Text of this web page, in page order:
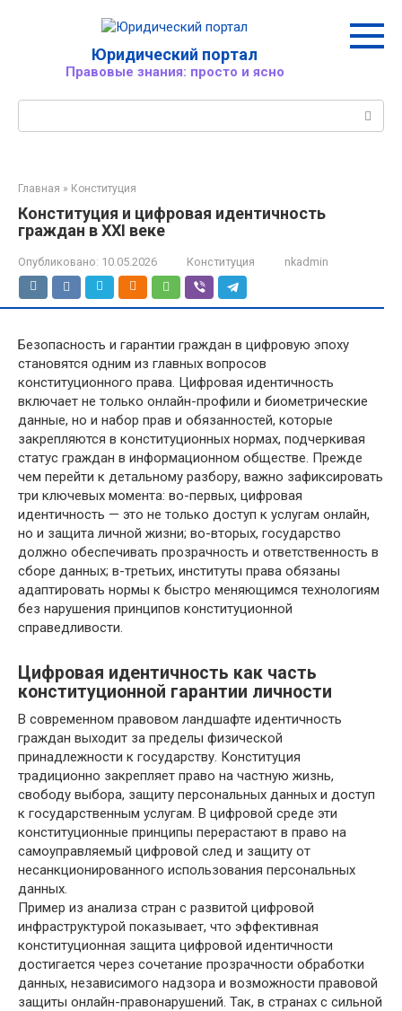
Юридический портал
Правовые знания: просто и ясно
Главная » Конституция
Конституция и цифровая идентичность
граждан в XXI веке
Опубликовано: 10.05.2026 Конституция nkadmin
Безопасность и гарантии граждан в цифровую эпоху
становятся одним из главных вопросов
конституционного права. Цифровая идентичность
включает не только онлайн-профили и биометрические
данные, но и набор прав и обязанностей, которые
закрепляются в конституционных нормах, подчеркивая
статус граждан в информационном обществе. Прежде
чем перейти к детальному разбору, важно зафиксировать
три ключевых момента: во-первых, цифровая
идентичность — это не только доступ к услугам онлайн,
но и защита личной жизни; во-вторых, государство
должно обеспечивать прозрачность и ответственность в
сборе данных; в-третьих, институты права обязаны
адаптировать нормы к быстро меняющимся технологиям
без нарушения принципов конституционной
справедливости.
Цифровая идентичность как часть
конституционной гарантии личности
В современном правовом ландшафте идентичность
граждан выходит за пределы физической
принадлежности к государству. Конституция
традиционно закрепляет право на частную жизнь,
свободу выбора, защиту персональных данных и доступ
к государственным услугам. В цифровой среде эти
конституционные принципы перерастают в право на
самоуправляемый цифровой след и защиту от
несанкционированного использования персональных
данных.
Пример из анализа стран с развитой цифровой
инфраструктурой показывает, что эффективная
конституционная защита цифровой идентичности
достигается через сочетание прозрачности обработки
данных, независимого надзора и возможности правовой
защиты онлайн-правонарушений. Так, в странах с сильной